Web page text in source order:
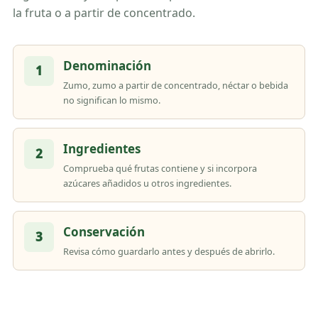
la fruta o a partir de concentrado.
1 Denominación
Zumo, zumo a partir de concentrado, néctar o bebida
no significan lo mismo.
2 Ingredientes
Comprueba qué frutas contiene y si incorpora
azúcares añadidos u otros ingredientes.
3 Conservación
Revisa cómo guardarlo antes y después de abrirlo.